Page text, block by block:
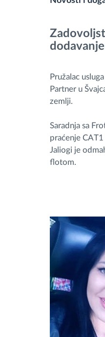
Otkrijte
Pružalac
Partner u
zemlji.
Saradnja sa
praćenje
Jaliogi je
flotom.